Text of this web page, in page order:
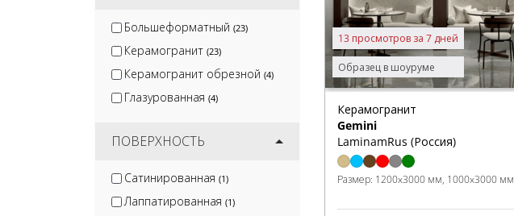
Большеформатный (23)
Керамогранит (23)
Керамогранит обрезной (4)
Глазурованная (4)
ПОВЕРХНОСТЬ
Сатинированная (1)
Лаппатированная (1)
Образец в шоуруме
13 просмотров за 7 дней
Керамогранит
Gemini
LaminamRus (Россия)
Размер: 1200x3000 мм 1000x3000 мм